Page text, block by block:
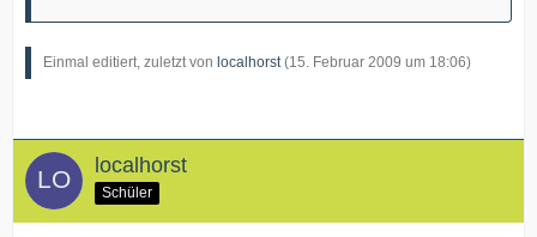
Einmal editiert, zuletzt von localhorst (15. Februar 2009 um 18:06)
localhorst
Schüler